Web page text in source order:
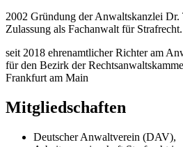
2002 Gründung der Anwaltskanzlei Dr.
Zulassung als Fachanwalt für Strafrecht.
seit 2018 ehrenamtlicher Richter am
für den Bezirk der
Frankfurt am Main
Mitgliedschaften
Deutscher Anwaltverein (DAV),